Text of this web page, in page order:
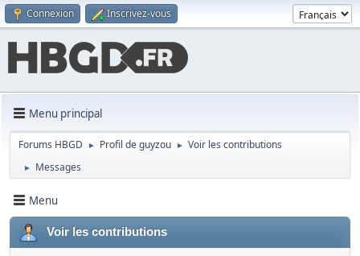
Connexion Inscrivez-vous
Menu principal
Forums HBGD ► Profil de guyzou ► Voir les contributions
► Messages
Menu
Voir les contributions